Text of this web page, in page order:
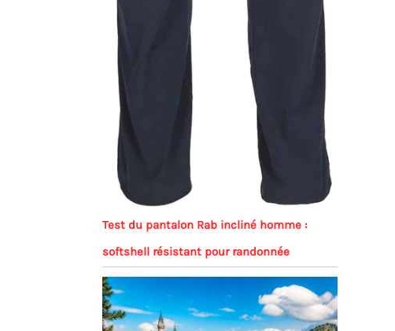
Test du pantalon Rab incliné homme :
softshell résistant pour randonnée